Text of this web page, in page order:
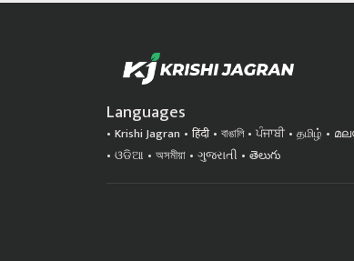
Languages
Krishi Jagran हिंदी বাঙালি ਪੰਜਾਬੀ தமிழ்
ଓଡିଆ
অসমীয়া ગુજરાતી తెలుగు